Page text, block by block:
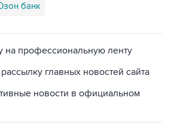
банк
на профессиональную ленту
главных новостей сайта
новости в официальном